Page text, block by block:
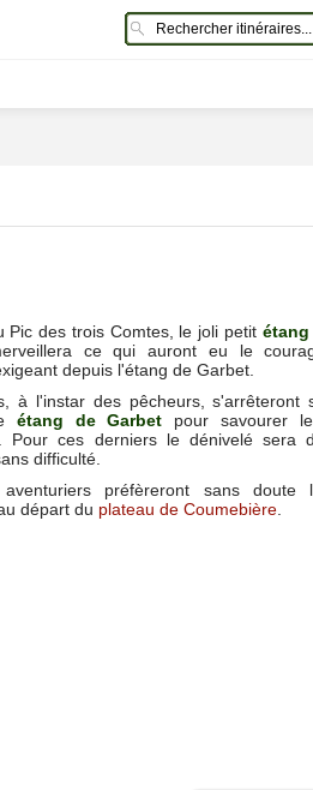
Pic des trois Comtes, le joli petit étang
ce qui auront eu le
depuis l'étang de Garbet.
à l'instar des pêcheurs, s'arrêteront
étang de Garbet pour savourer
Pour ces derniers le dénivelé sera
difficulté.
préfèreront sans doute
départ du plateau de Coumebière